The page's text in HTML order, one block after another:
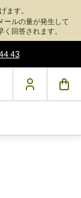
ます。
ールの量が発生して
回答されます。
43